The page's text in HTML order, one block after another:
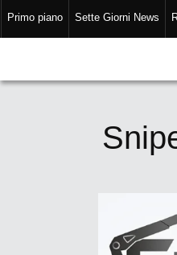
Primo piano Sette Giorni News